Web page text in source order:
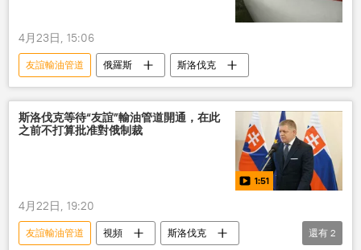
4月23日, 15:06
友誼輸油管道 俄羅斯 斯洛伐克
斯洛伐克等待“友誼”輸油管道開通，在此
之前不打算批准對俄制裁
1:51
4月22日, 19:20
友誼輸油管道 視頻
斯洛伐克
還有 2